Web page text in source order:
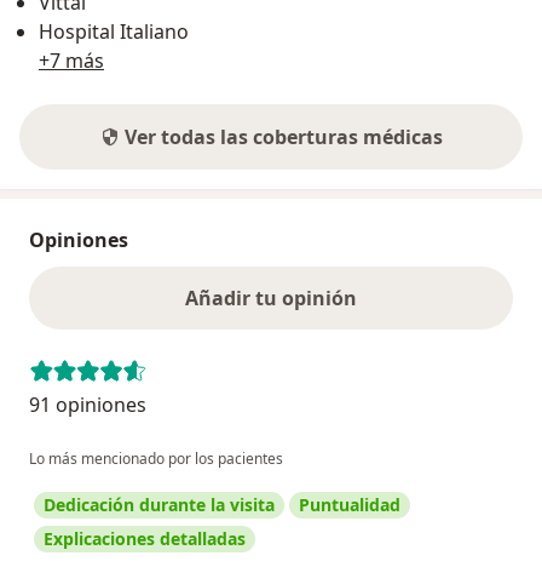
Hospital Italiano
+7 más
Ver todas las coberturas médicas
Opiniones
Añadir tu opinión
91 opiniones
Lo más mencionado por los pacientes
Dedicación durante la visita
Puntualidad
Explicaciones detalladas